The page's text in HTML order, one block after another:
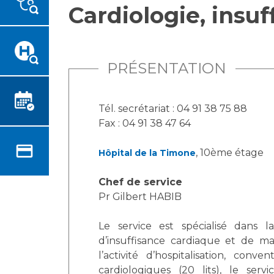
Vous accompagnez, vous
rendez visite à un patient
Vous avez un examen
d'imagerie ou de radiologie à
Vous avez une analyse à
réaliser
myaphm, votre espace
Infos COVID-19
Vivre ensemble à l'hôpital
Culture à l'hôpital
Emplois paramédicaux
Emplois administratifs
Espace Formation
médico-techniques
Emplois divers
Stages paramédicaux
Chercheurs
La recherche clinique à l'AP-
Cardiologie,
PRÉSENTATION
Tél. secrétariat : 04 91 38 75 88
Fax : 04 91 38 47 64
Hôpital de la Timone, 10ème étage
Chef de service
Pr Gilbert HABIB
Le service est spécialisé dans
d’insuffisance cardiaque et de
l’activité d’hospitalisation,
cardiologiques (20 lits), le